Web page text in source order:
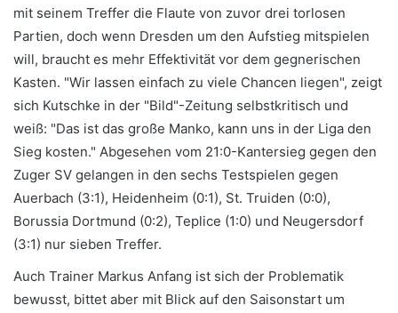
mit seinem Treffer die Flaute von zuvor drei torlosen
Partien, doch wenn Dresden um den Aufstieg mitspielen
will, braucht es mehr Effektivität vor dem gegnerischen
Kasten. "Wir lassen einfach zu viele Chancen liegen", zeigt
sich Kutschke in der "Bild"-Zeitung selbstkritisch und
weiß: "Das ist das große Manko, kann uns in der Liga den
Sieg kosten." Abgesehen vom 21:0-Kantersieg gegen den
Zuger SV gelangen in den sechs Testspielen gegen
Auerbach (3:1), Heidenheim (0:1), St. Truiden (0:0),
Borussia Dortmund (0:2), Teplice (1:0) und Neugersdorf
(3:1) nur sieben Treffer.
Auch Trainer Markus Anfang ist sich der Problematik
bewusst, bittet aber mit Blick auf den Saisonstart um